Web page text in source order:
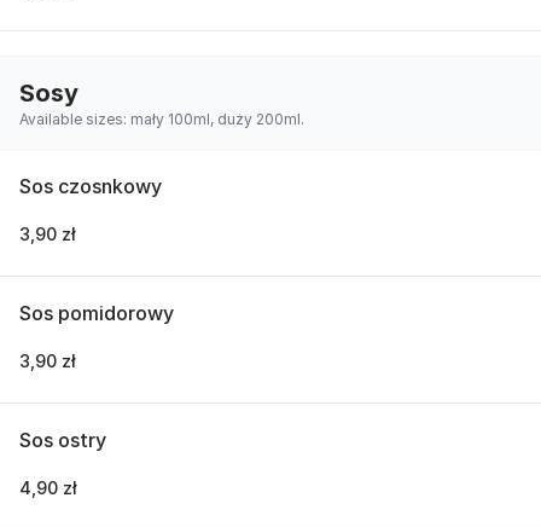
Sosy
Available sizes: mały 100ml, duży 200ml.
Sos czosnkowy
3,90 zł
Sos pomidorowy
3,90 zł
Sos ostry
4,90 zł